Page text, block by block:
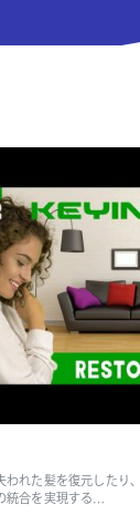
われた髪を復元したり
統合を実現する…